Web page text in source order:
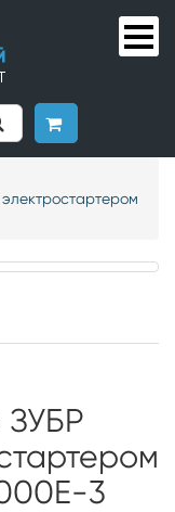
ЗУБР
3